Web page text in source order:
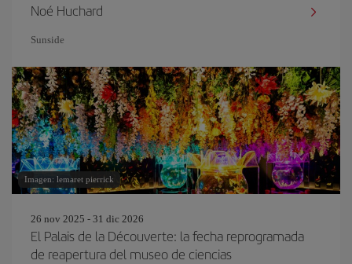
Noé Huchard
Sunside
Imagen: lemaret pierrick
26 nov 2025 - 31 dic 2026
El Palais de la Découverte: la fecha reprogramada
de reapertura del museo de ciencias